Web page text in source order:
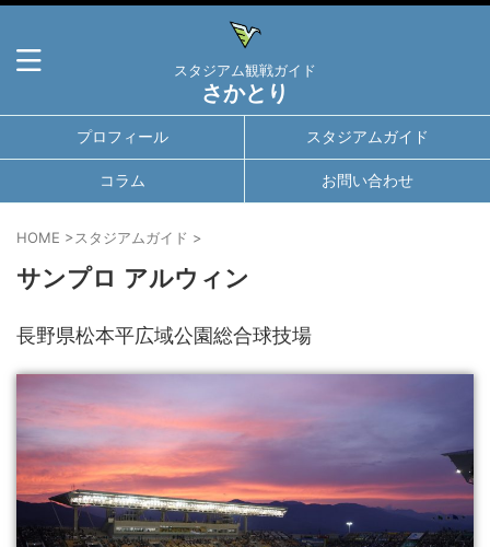
スタジアム観戦ガイド
さかとり
プロフィール スタジアムガイド
コラム お問い合わせ
HOME >スタジアムガイド >
サンプロ アルウィン
長野県松本平広域公園総合球技場